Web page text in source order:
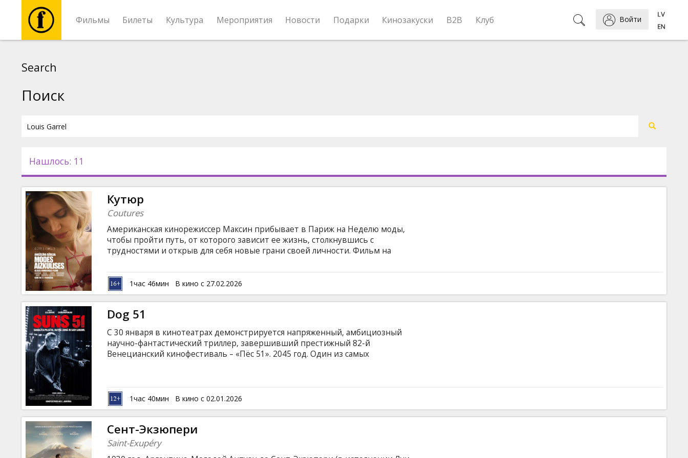
Фильмы Билеты Культура Мероприятия Новости Подарки Кинозакуски B2B Клуб Войти
Новости
Подарки
Кинозакуски
B2B
Клуб
Search
Поиск
Нашлось: 11
Кутюр
Coutures
Американская кинорежиссер Максин прибывает в Париж на Неделю моды,
чтобы пройти путь, от которого зависит ее жизнь, столкнувшись с
трудностями и открыв для себя новые грани своей личности. Фильм на
языках.
1час 46мин В кино с 27.02.2026
Dog 51
С 30 января в кинотеатрах демонстрируется напряженный, амбициозный
научно-фантастический триллер, завершивший престижный 82-й
Венецианский кинофестиваль – «Пёс 51». 2045 год. Один из самых
безопасной территории, средний класс – в строго контролируемых районах,
а бедняки – в самых опасных местах города, где закон действует лишь
частично, а порядок здесь поддерживают чиновники низшего ранга,
лишенные имен и именуемые только по номерам.
1час 40мин В кино с 02.01.2026
Сент-Экзюпери
Saint-Exupéry